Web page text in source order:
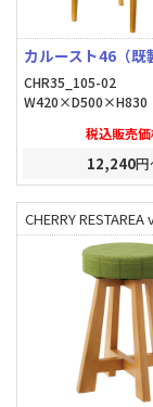
カルースト46（既
CHR35_105-02
W420×D500×H830
税込販売
12,240円
CHERRY RESTAREA